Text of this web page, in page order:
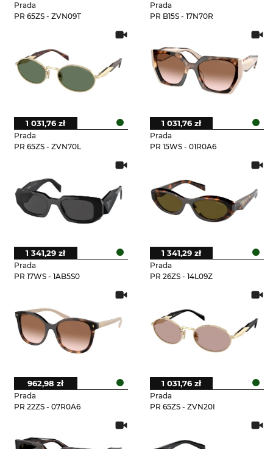
Prada
PR 65ZS - ZVN09T
Prada
PR B15S - 17N70R
Prada
PR 65ZS - ZVN70L
1 031,76 zł
Prada
PR 15WS - 01R0A6
1 031,76 zł
Prada
PR 17WS - 1AB5S0
1 341,29 zł
Prada
PR 26ZS - 14L09Z
1 341,29 zł
Prada
PR 22ZS - 07R0A6
962,98 zł
Prada
PR 65ZS - ZVN20I
1 031,76 zł